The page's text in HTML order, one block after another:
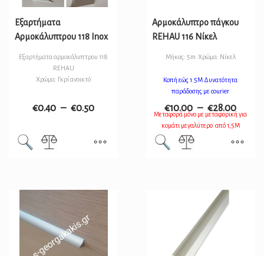
Εξαρτήματα
Αρμοκάλυπτρου 118 Inox
Εξαρτήματα αρμοκάλυπτρου 118
REHAU
Χρώμα: Γκρί ανοικτό
€0.40 – €0.50
Αρμοκάλυπτρο πάγκου
REHAU 116 Νίκελ
Μήκος: 5m Χρώμα: Νίκελ
Κοπή εώς 1.5Μ Δυνατότητα
παράδοσης με courier
Μεταφορά μόνο με μεταφορική για
κομάτι μεγαλύτερο από 1,5Μ
€10.00 – €28.00